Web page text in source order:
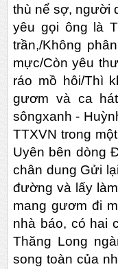
thù nể sợ, người
yêu gọi ông là
trần,/Không
mực/Còn yêu
ráo mồ hôi/Thì
gươm và ca
sôngxanh -
TTXVN trong
Uyên bên dòng
chân dung Gửi
đường và lấy
mang gươm đi
nhà báo, có hai
Thăng Long
song toàn của